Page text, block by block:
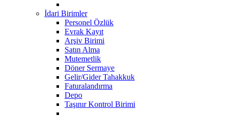
İdari Birimler
Personel Özlük
Evrak Kayıt
Arşiv Birimi
Satın Alma
Mutemetlik
Döner Sermaye
Gelir/Gider Tahakkuk
Faturalandırma
Depo
Taşınır Kontrol Birimi